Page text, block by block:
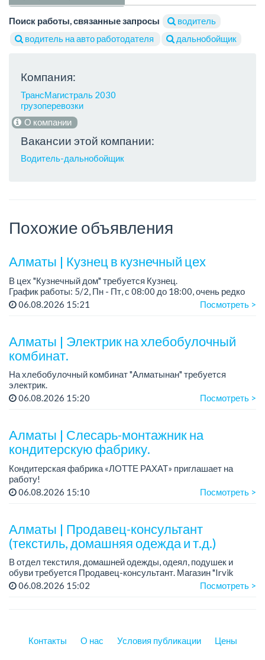
Поиск работы, связанные запросы
водитель
водитель на авто работодателя
дальнобойщик
Компания:
ТрансМагистраль 2030
грузоперевозки
О компании
Вакансии этой компании:
Водитель-дальнобойщик
Похожие объявления
Алматы | Кузнец в кузнечный цех
В цех "Кузнечный дом" требуется Кузнец.
График работы: 5/2, Пн - Пт, с 08:00 до 18:00, очень редко
суббота.
- о...
06.08.2026 15:21 Посмотреть >
Алматы | Электрик на хлебобулочный
комбинат.
На хлебобулочный комбинат "Алматынан" требуется
электрик.
Зарплата: от 250 000 тенге на руки + бесплатный обед.
06.08.2026 15:20 Посмотреть >
Алматы | Слесарь-монтажник на
кондитерскую фабрику.
Кондитерская фабрика «ЛОТТЕ РАХАТ» приглашает на
работу!
Зарплата обсуждается на собеседовании.
06.08.2026 15:10 Посмотреть >
Алматы | Продавец-консультант
(текстиль, домашняя одежда и т.д.)
В отдел текстиля, домашней одежды, одеял, подушек и
обуви требуется Продавец-консультант. Магазин "Irvik
Home".
06.08.2026 15:02 Посмотреть >
Контакты О нас Условия публикации Цены